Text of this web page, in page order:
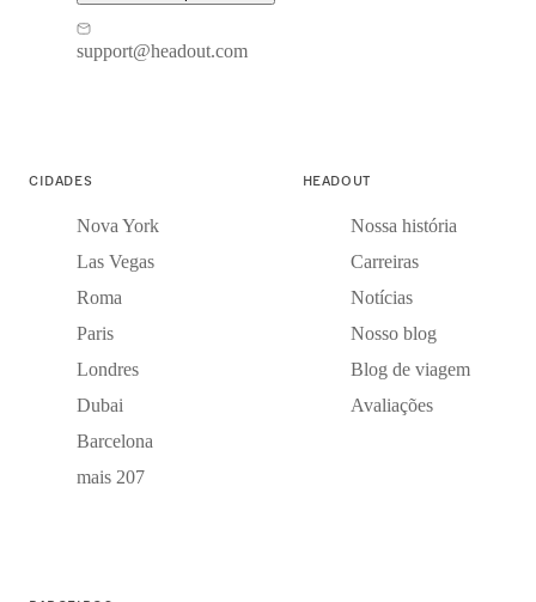
support@headout.com
CIDADES
Nova York
Las Vegas
Roma
Paris
Londres
Dubai
Barcelona
mais 207
HEADOUT
Nossa história
Carreiras
Notícias
Nosso blog
Blog de viagem
Avaliações